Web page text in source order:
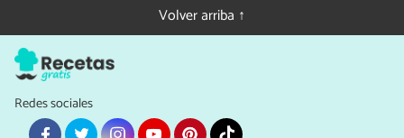
Volver arriba ↑
Redes sociales